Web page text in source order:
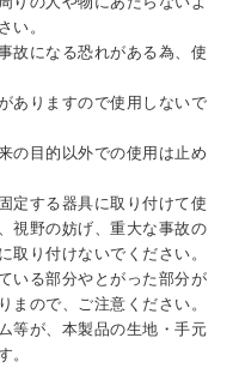
い。
故になる恐れがある為、使
ありますので使用しないで
の目的以外での使用は止め
定する器具に取り付けて使
視野の妨げ、重大な事故の
取り付けないでください。
いる部分やとがった部分が
まので、ご注意ください。
等が、本製品の生地・手元
。